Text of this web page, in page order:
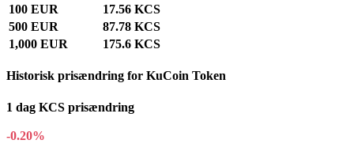
100 EUR
17.56 KCS
500 EUR
87.78 KCS
1,000 EUR
175.6 KCS
Historisk prisændring for KuCoin Token
1 dag KCS prisændring
-0.20%